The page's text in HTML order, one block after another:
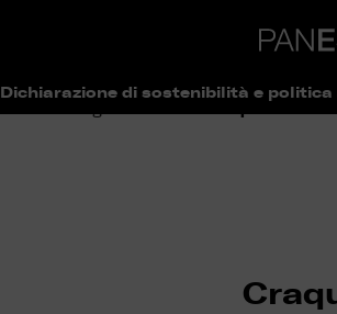
Dichiarazione di sostenibilità e